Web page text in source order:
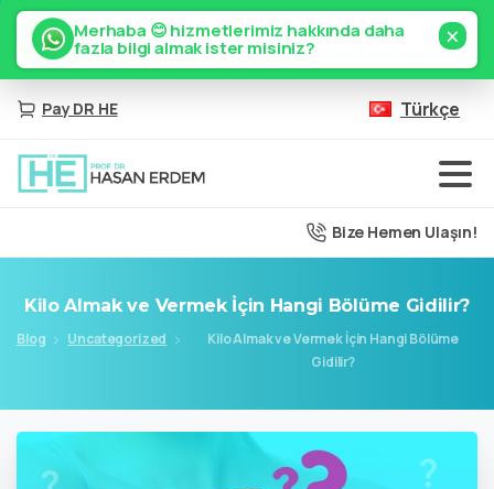
Merhaba 😊 hizmetlerimiz hakkında daha
fazla bilgi almak ister misiniz? ×
Pay DR HE Türkçe
Bize Hemen Ulaşın!
Kilo Almak ve Vermek İçin Hangi Bölüme Gidilir?
Blog Uncategorized
Kilo Almak ve Vermek İçin Hangi Bölüme
Gidilir?